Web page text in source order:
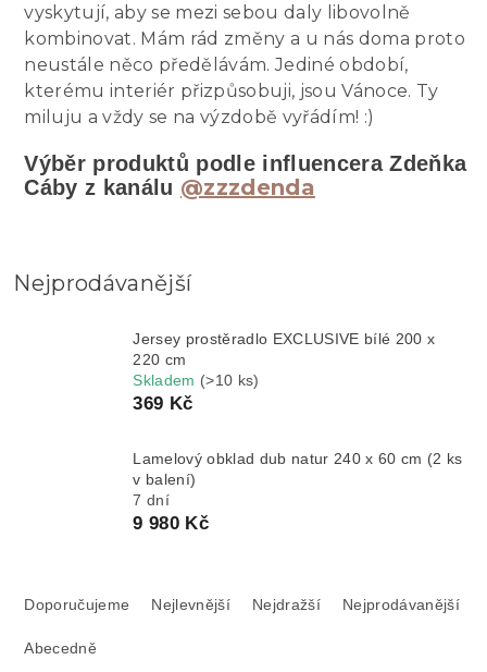
vyskytují, aby se mezi sebou daly libovolně
kombinovat. Mám rád změny a u nás doma proto
neustále něco předělávám. Jediné období,
kterému interiér přizpůsobuji, jsou Vánoce. Ty
miluju a vždy se na výzdobě vyřádím! :)
Výběr produktů podle influencera Zdeňka
Cáby z kanálu @zzzdenda
Nejprodávanější
Jersey prostěradlo EXCLUSIVE bílé 200 x
220 cm
Skladem (>10 ks)
369 Kč
Lamelový obklad dub natur 240 x 60 cm (2 ks
v balení)
7 dní
9 980 Kč
e
Doporučujeme Nejlevnější Nejdražší Nejprodávanější
Abecedně